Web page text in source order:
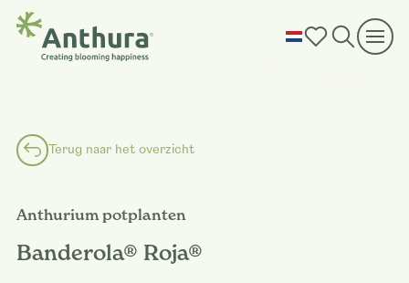
Terug naar het overzicht
Anthurium potplanten
Banderola® Roja®